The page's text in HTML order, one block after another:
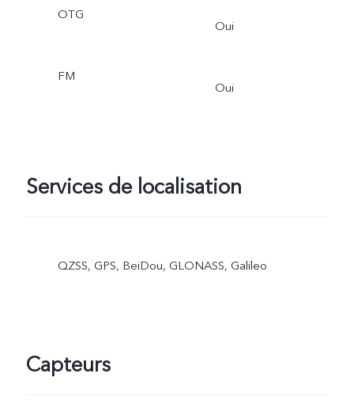
OTG
Oui
FM
Oui
Services de localisation
QZSS, GPS, BeiDou, GLONASS, Galileo
Capteurs